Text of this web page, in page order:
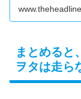
まとめると
ヲタは走ら